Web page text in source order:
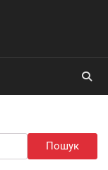
Пошук